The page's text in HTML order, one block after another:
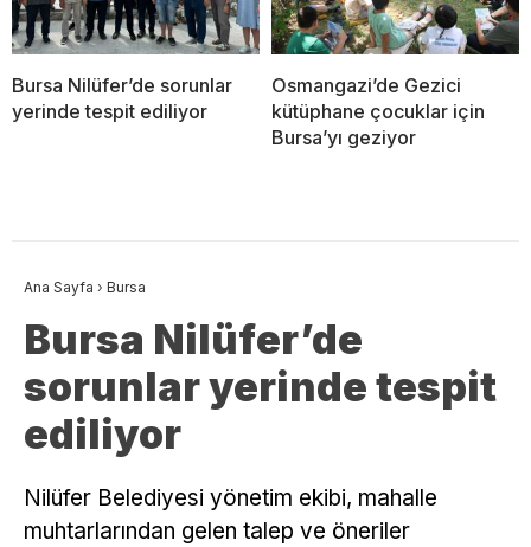
Bursa Nilüfer’de sorunlar
yerinde tespit ediliyor
Osmangazi’de Gezici
kütüphane çocuklar için
Bursa’yı geziyor
Ana Sayfa › Bursa
Bursa Nilüfer’de
sorunlar yerinde tespit
ediliyor
Nilüfer Belediyesi yönetim ekibi, mahalle
muhtarlarından gelen talep ve öneriler